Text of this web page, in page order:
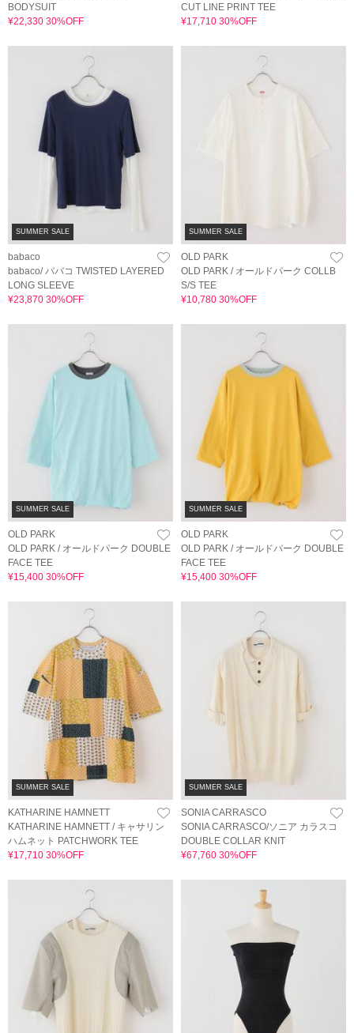
BODYSUIT
¥22,330 30%OFF
CUT LINE PRINT TEE
¥17,710 30%OFF
SUMMER SALE
babaco
babaco/ ババコ TWISTED LAYERED
LONG SLEEVE
¥23,870 30%OFF
SUMMER SALE
OLD PARK
OLD PARK / オールドパーク COLLB
S/S TEE
¥10,780 30%OFF
SUMMER SALE
OLD PARK
OLD PARK / オールドパーク DOUBLE
FACE TEE
¥15,400 30%OFF
SUMMER SALE
OLD PARK
OLD PARK / オールドパーク DOUBLE
FACE TEE
¥15,400 30%OFF
SUMMER SALE
KATHARINE HAMNETT
KATHARINE HAMNETT / キャサリン
ハムネット PATCHWORK TEE
¥17,710 30%OFF
SUMMER SALE
SONIA CARRASCO
SONIA CARRASCO/ソニア カラスコ
DOUBLE COLLAR KNIT
¥67,760 30%OFF